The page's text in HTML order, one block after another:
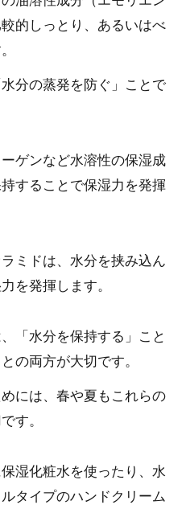
的しっとり、あるいはべ
分の蒸発を防ぐ」ことで
ゲンなど水溶性の保湿成
することで保湿力を発揮
ミドは、水分を挟み込ん
を発揮します。
「水分を保持する」こと
の両方が大切です。
には、春や夏もこれらの
す。
湿化粧水を使ったり、水
タイプのハンドクリーム